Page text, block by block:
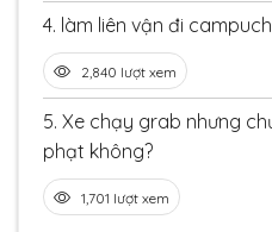
4. làm liên vận đi
2,840 lượt xem
5. Xe chạy grab nhưng
phạt không?
1,701 lượt xem